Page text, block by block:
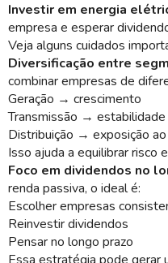
Investir em energia
empresa e esperar
Veja alguns cuidados
Diversificação entre
combinar empresas de
Geração → crescimento
Transmissão → estabilidade
Distribuição → exposição
Isso ajuda a equilibrar risco
Foco em dividendos no
renda passiva, o ideal é:
Escolher empresas
Reinvestir dividendos
Pensar no longo prazo